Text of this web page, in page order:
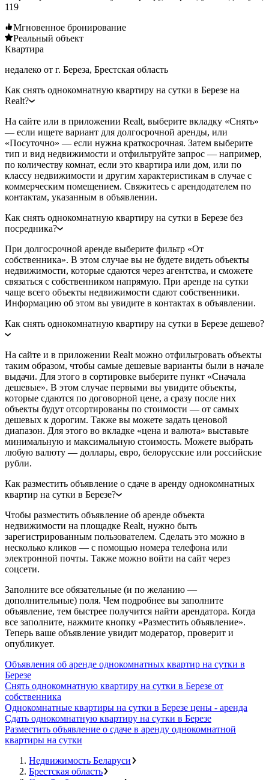
119
Мгновенное бронирование
Реальный объект
Квартира
недалеко от г. Береза, Брестская область
Как снять однокомнатную квартиру на сутки в Березе на
Realt?
На сайте или в приложении Realt, выберите вкладку «Снять»
— если ищете вариант для долгосрочной аренды, или
«Посуточно» — если нужна краткосрочная. Затем выберите
тип и вид недвижимости и отфильтруйте запрос — например,
по количеству комнат, если это квартира или дом, или по
классу недвижимости и другим характеристикам в случае с
коммерческим помещением. Свяжитесь с арендодателем по
контактам, указанным в объявлении.
Как снять однокомнатную квартиру на сутки в Березе без
посредника?
При долгосрочной аренде выберите фильтр «От
собственника». В этом случае вы не будете видеть объекты
недвижимости, которые сдаются через агентства, и сможете
связаться с собственником напрямую. При аренде на сутки
чаще всего объекты недвижимости сдают собственники.
Информацию об этом вы увидите в контактах в объявлении.
Как снять однокомнатную квартиру на сутки в Березе дешево?
На сайте и в приложении Realt можно отфильтровать объекты
таким образом, чтобы самые дешевые варианты были в начале
выдачи. Для этого в сортировке выберите пункт «Сначала
дешевые». В этом случае первыми вы увидите объекты,
которые сдаются по договорной цене, а сразу после них
объекты будут отсортированы по стоимости — от самых
дешевых к дорогим. Также вы можете задать ценовой
диапазон. Для этого во вкладке «цена и валюта» выставьте
минимальную и максимальную стоимость. Можете выбрать
любую валюту — доллары, евро, белорусские или российские
рубли.
Как разместить объявление о сдаче в аренду однокомнатных
квартир на сутки в Березе?
Чтобы разместить объявление об аренде объекта
недвижимости на площадке Realt, нужно быть
зарегистрированным пользователем. Сделать это можно в
несколько кликов — с помощью номера телефона или
электронной почты. Также можно войти на сайт через
соцсети.
Заполните все обязательные (и по желанию —
дополнительные) поля. Чем подробнее вы заполните
объявление, тем быстрее получится найти арендатора. Когда
все заполните, нажмите кнопку «Разместить объявление».
Теперь ваше объявление увидит модератор, проверит и
опубликует.
Объявления об аренде однокомнатных квартир на сутки в
Березе
Снять однокомнатную квартиру на сутки в Березе от
собственника
Однокомнатные квартиры на сутки в Березе цены - аренда
Сдать однокомнатную квартиру на сутки в Березе
Разместить объявление о сдаче в аренду однокомнатной
квартиры на сутки
Недвижимость Беларуси
Брестская область